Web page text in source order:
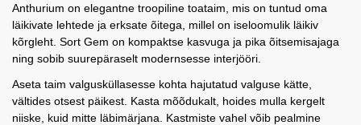
Anthurium on elegantne troopiline toataim, mis on tuntud oma
läikivate lehtede ja erksate õitega, millel on iseloomulik läikiv
kõrgleht. Sort Gem on kompaktse kasvuga ja pika õitsemisajaga
ning sobib suurepäraselt modernsesse interjööri.
Aseta taim valgusküllasesse kohta hajutatud valguse kätte,
vältides otsest päikest. Kasta mõõdukalt, hoides mulla kergelt
niiske, kuid mitte läbimärjana. Kastmiste vahel võib pealmine